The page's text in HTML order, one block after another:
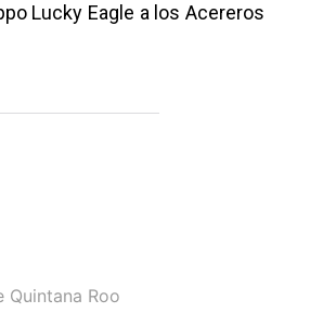
Lucky Eagle a los Acereros
Quintana Roo